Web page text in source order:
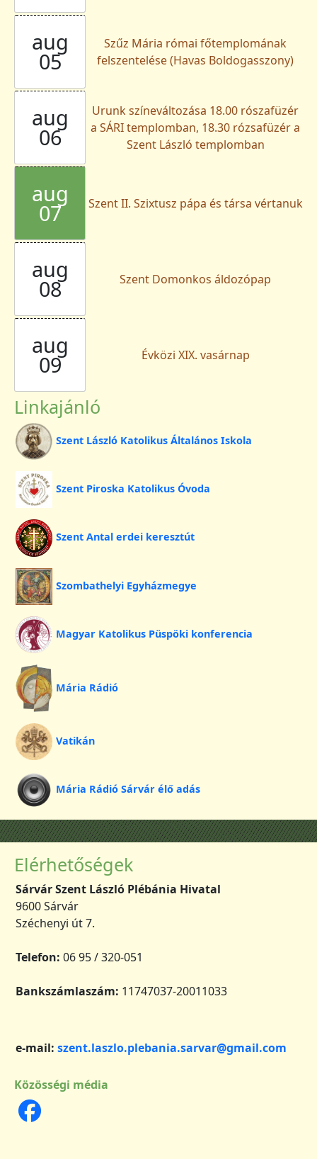
aug
05
Szűz Mária római főtemplomának
felszentelése (Havas Boldogasszony)
aug
06
Urunk színeváltozása 18.00 rószafüzér
a SÁRI templomban, 18.30 rózsafüzér a
Szent László templomban
aug
07 Szent II. Szixtusz pápa és társa vértanuk
aug
08 Szent Domonkos áldozópap
aug
09 Évközi XIX. vasárnap
Linkajánló
Szent László Katolikus Általános Iskola
Szent Piroska Katolikus Óvoda
Szent Antal erdei keresztút
Szombathelyi Egyházmegye
Magyar Katolikus Püspöki konferencia
Mária Rádió
Vatikán
Mária Rádió Sárvár élő adás
Elérhetőségek
Sárvár Szent László Plébánia Hivatal
9600 Sárvár
Széchenyi út 7.
Telefon: 06 95 / 320-051
Bankszámlaszám: 11747037-20011033
e-mail: szent.laszlo.plebania.sarvar@gmail.com
Közösségi média